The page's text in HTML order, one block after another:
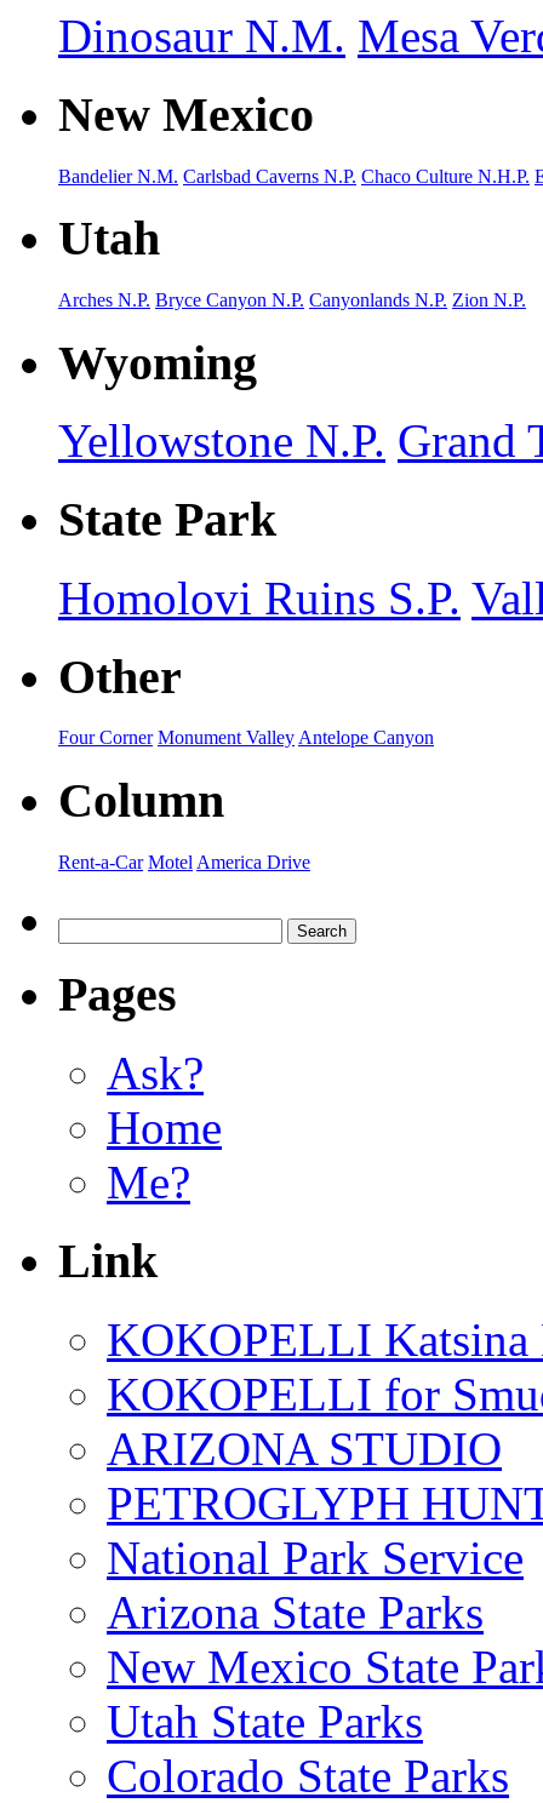
Dinosaur N.M. Mesa
New Mexico
Bandelier N.M. Carlsbad Caverns N.P. Chaco Culture N.H.P.
Utah
Arches N.P. Bryce Canyon N.P. Canyonlands N.P. Zion N.P.
Wyoming
Yellowstone N.P. Grand
State Park
Homolovi Ruins S.P.
Other
Four Corner Monument Valley Antelope Canyon
Column
Rent-a-Car Motel America Drive
Pages
Ask?
Home
Me?
Link
KOKOPELLI
KOKOPELLI for
ARIZONA STUDIO
PETROGLYPH
National Park Service
Arizona State Parks
New Mexico State
Utah State Parks
Colorado State Parks